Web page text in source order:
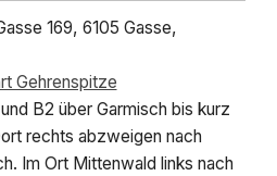
169, 6105 Gasse,
Gehrenspitze
B2 über Garmisch bis kurz
rechts abzweigen nach
Im Ort Mittenwald links nach